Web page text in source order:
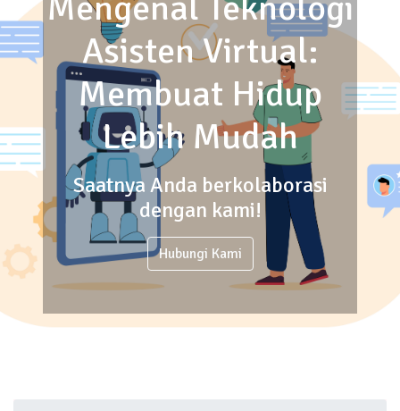
Asisten Virtual:
Membuat Hidup
Lebih Mudah
Saatnya Anda berkolaborasi
dengan kami!
Hubungi Kami